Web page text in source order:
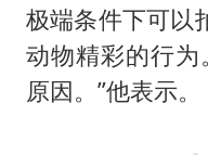
极端条件下可以
动物精彩的行为
原因。”他表示。